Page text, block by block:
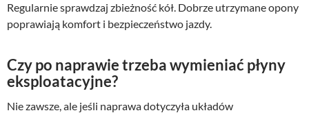
Regularnie sprawdzaj zbieżność kół. Dobrze utrzymane opony
poprawiają komfort i bezpieczeństwo jazdy.
Czy po naprawie trzeba wymieniać płyny
eksploatacyjne?
Nie zawsze, ale jeśli naprawa dotyczyła układów